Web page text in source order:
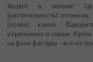
Акцент в зелени!
(растительность)
(почва), камня.
коричневые и серые. Капли
на фоне фактуры - всё из